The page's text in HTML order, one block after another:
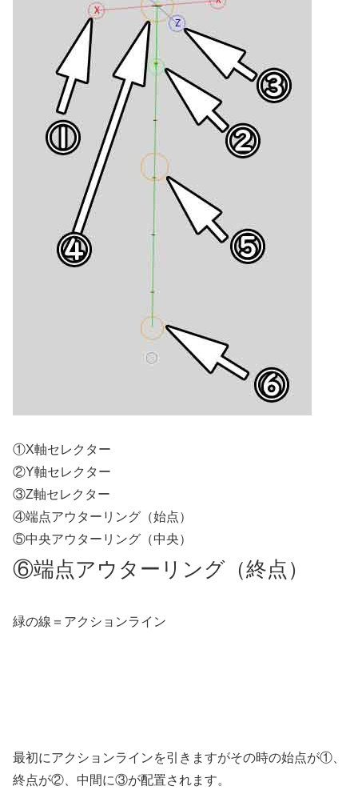
①X軸セレクター
②Y軸セレクター
③Z軸セレクター
④端点アウターリング（始点）
⑤中央アウターリング（中央）
⑥端点アウターリング（終点）
緑の線＝アクションライン
最初にアクションラインを引きますがその時の始点が①、
終点が②、中間に③が配置されます。